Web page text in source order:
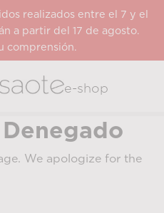
realizados entre el 7 y el
a partir del 17 de agosto.
comprensión.
e-shop
We apologize for the